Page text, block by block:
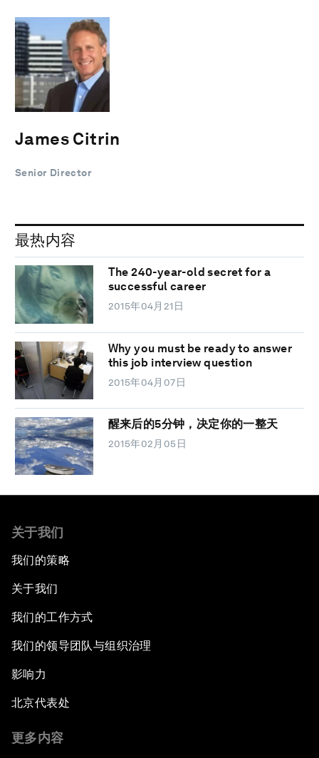
James Citrin
Senior Director
最热内容
The 240-year-old secret for a
successful career
2015年04月21日
Why you must be ready to answer
this job interview question
2015年04月07日
醒来后的5分钟，决定你的一整天
2015年02月05日
关于我们
我们的策略
关于我们
我们的工作方式
我们的领导团队与组织治理
影响力
北京代表处
更多内容